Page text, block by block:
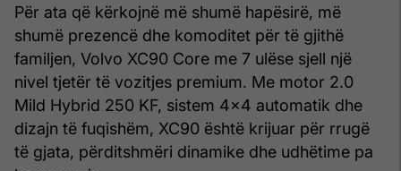
Për ata që kërkojnë më shumë hapësirë, më
shumë prezencë dhe komoditet për të gjithë
familjen, Volvo XC90 Core me 7 ulëse sjell një
nivel tjetër të vozitjes premium. Me motor 2.0
Mild Hybrid 250 KF, sistem 4x4 automatik dhe
dizajn të fuqishëm, XC90 është krijuar për rrugë
të gjata, përditshmëri dinamike dhe udhëtime pa